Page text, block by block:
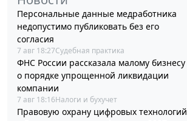
Персональные данные медработника
недопустимо публиковать без его
согласия
7 авг 18:27Судебная практика
ФНС России рассказала малому бизнесу
о порядке упрощенной ликвидации
компании
7 авг 18:16Налоги и бухучет
Правовую охрану цифровых технологий